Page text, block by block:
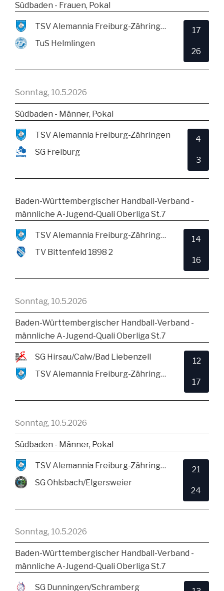
Südbaden - Frauen, Pokal
TSV Alemannia Freiburg-Zähringen
TuS Helmlingen
17
26
Sonntag, 10.5.2026
Südbaden - Männer, Pokal
TSV Alemannia Freiburg-Zähringen
SG Freiburg
4
3
Baden-Württembergischer Handball-Verband -
männliche A-Jugend-Quali Oberliga St.7
TSV Alemannia Freiburg-Zähringen
TV Bittenfeld 1898 2
14
16
Sonntag, 10.5.2026
Baden-Württembergischer Handball-Verband -
männliche A-Jugend-Quali Oberliga St.7
SG Hirsau/Calw/Bad Liebenzell
TSV Alemannia Freiburg-Zähringen
12
17
Sonntag, 10.5.2026
Südbaden - Männer, Pokal
TSV Alemannia Freiburg-Zähringen
SG Ohlsbach/Elgersweier
21
24
Sonntag, 10.5.2026
Baden-Württembergischer Handball-Verband -
männliche A-Jugend-Quali Oberliga St.7
SG Dunningen/Schramberg